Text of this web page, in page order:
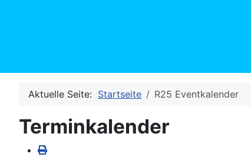
Aktuelle Seite: Startseite R25 Eventkalender
Terminkalender